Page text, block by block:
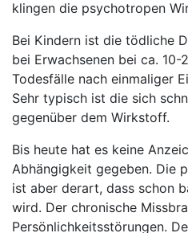
klingen die psychotropen
Bei Kindern ist die tödliche
bei Erwachsenen bei ca.
Todesfälle nach einmaliger
Sehr typisch ist die sich
gegenüber dem Wirkstoff.
Bis heute hat es keine
Abhängigkeit gegeben. Die
ist aber derart, dass schon
wird. Der chronische
Persönlichkeitsstörungen.